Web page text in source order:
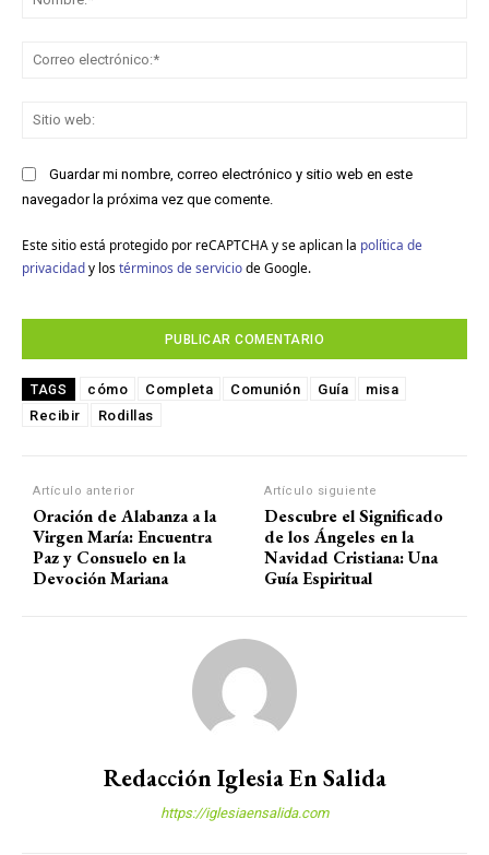
Guardar mi nombre, correo electrónico y sitio web en este
navegador la próxima vez que comente.
Este sitio está protegido por reCAPTCHA y se aplican la política de
privacidady los términos de serviciode Google.
TAGS cómo Completa Comunión Guía
misa
Recibir
Rodillas
Artículo anterior
Oración de Alabanza a la
Virgen María: Encuentra
Paz y Consuelo en la
Devoción Mariana
Artículo siguiente
Descubre el Significado
de los Ángeles en la
Navidad Cristiana: Una
Guía Espiritual
Redacción Iglesia En Salida
https://iglesiaensalida.com